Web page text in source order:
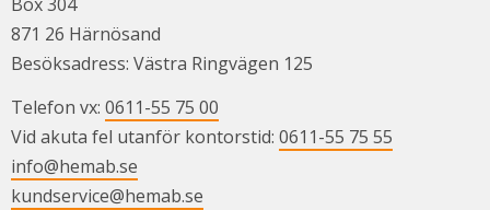
871 26 Härnösand
Besöksadress: Västra Ringvägen 125
Telefon vx: 0611-55 75 00
Vid akuta fel utanför kontorstid: 0611-55 75 55
info@hemab.se
kundservice@hemab.se